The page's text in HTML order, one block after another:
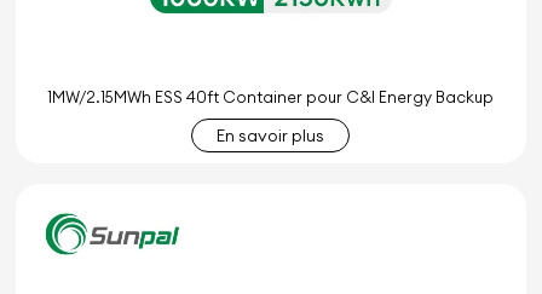
1MW/2.15MWh ESS 40ft Container pour C&I Energy Backup
En savoir plus